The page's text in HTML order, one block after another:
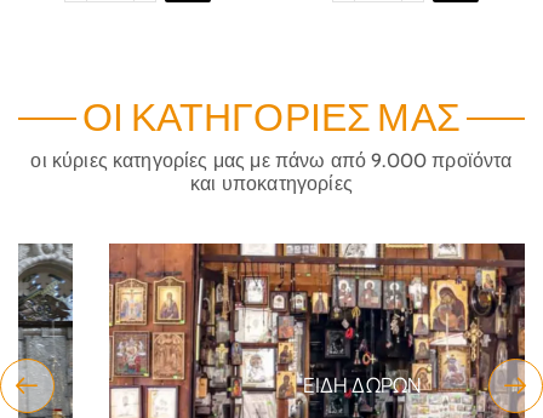
ΟΙ ΚΑΤΗΓΟΡΊΕΣ ΜΑΣ
οι κύριες κατηγορίες μας με πάνω από 9.000 προϊόντα
και υποκατηγορίες
ΕΊΔΗ ΔΏΡΩΝ